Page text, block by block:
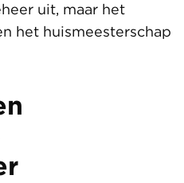
uit, maar het
het huismeesterschap